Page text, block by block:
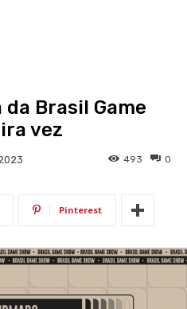
Brasil Game
vez
0
493
Pinterest